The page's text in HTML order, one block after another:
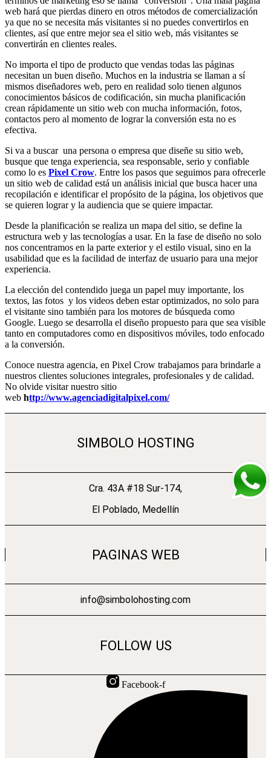
web hará que pierdas dinero en otros métodos de comercialización
ya que no se necesita más visitantes si no puedes convertirlos en
clientes, así que entre mejor sea el sitio web, más visitantes se
convertirán en clientes reales.
No importa el tipo de producto que vendas todas las páginas
necesitan un buen diseño. Muchos en la industria se llaman a sí
mismos diseñadores web, pero en realidad solo tienen algunos
conocimientos básicos de codificación, sin mucha planificación
crean rápidamente un sitio web con mucha información, fotos,
contactos pero al momento de lograr la conversión esta no es
efectiva.
Si va a buscar una persona o empresa que diseñe su sitio web,
busque que tenga experiencia, sea responsable, serio y confiable
como lo es Pixel Crow. Entre los pasos que seguimos para ofrecerle
un sitio web de calidad está un análisis inicial que busca hacer una
recopilación e identificar el propósito de la página, los objetivos que
se quieren lograr y la audiencia que se quiere impactar.
Desde la planificación se realiza un mapa del sitio, se define la
estructura web y las tecnologías a usar. En la fase de diseño no solo
nos concentramos en la parte exterior y el estilo visual, sino en la
usabilidad que es la facilidad de interfaz de usuario para una mejor
experiencia.
La elección del contendido juega un papel muy importante, los
textos, las fotos y los videos deben estar optimizados, no solo para
el visitante sino también para los motores de búsqueda como
Google. Luego se desarrolla el diseño propuesto para que sea visible
tanto en computadores como en dispositivos móviles, todo enfocado
a la conversión.
Conoce nuestra agencia, en Pixel Crow trabajamos para brindarle a
nuestros clientes soluciones integrales, profesionales y de calidad.
No olvide visitar nuestro sitio
web http://www.agenciadigitalpixel.com/
SIMBOLO HOSTING
Cra. 43A #18 Sur-174,
El Poblado, Medellín
PAGINAS WEB
info@simbolohosting.com
FOLLOW US
Facebook-f